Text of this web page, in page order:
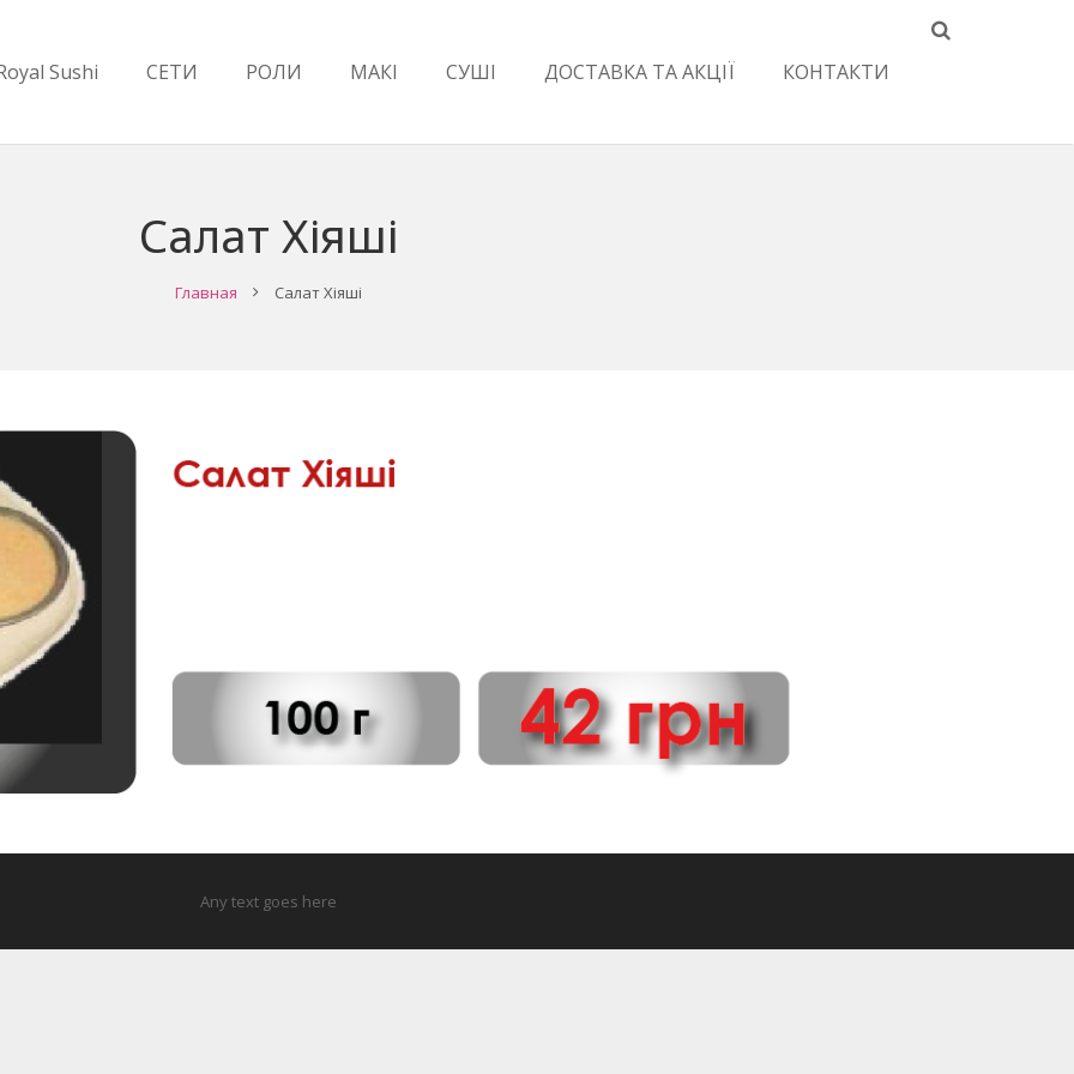
Sushi СЕТИ РОЛИ МАКІ СУШІ ДОСТАВКА ТА АКЦІЇ КОНТАКТИ
Салат Хіяші
Главная Салат Хіяші
Any text goes here